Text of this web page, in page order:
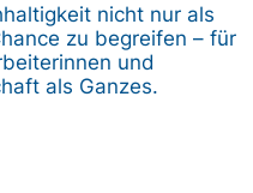
nicht nur als
zu begreifen – für
und
als Ganzes.